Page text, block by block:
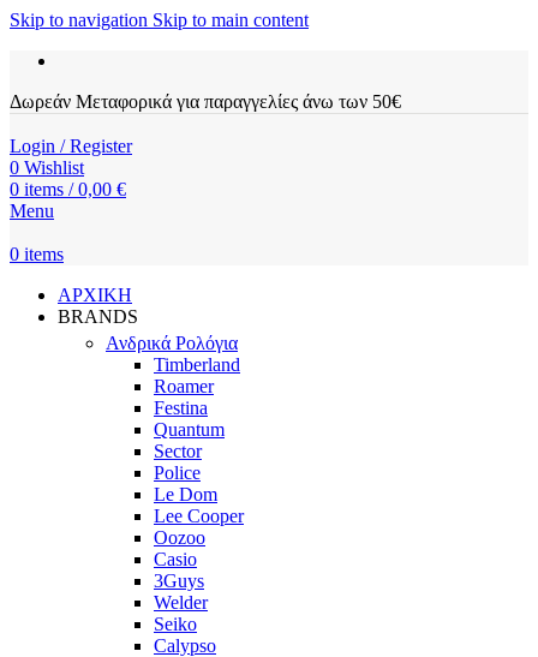
Skip to navigation Skip to main content
Δωρεάν Μεταφορικά για παραγγελίες άνω των 50€
Login / Register
0 Wishlist
0 items / 0,00 €
Menu
0 items
ΑΡΧΙΚΗ
BRANDS
Ανδρικά Ρολόγια
Timberland
Roamer
Festina
Quantum
Sector
Police
Le Dom
Lee Cooper
Oozoo
Casio
3Guys
Welder
Seiko
Calypso